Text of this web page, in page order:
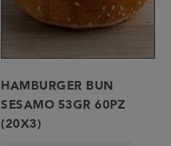
HAMBURGER BUN
SESAMO 53GR 60PZ
(20X3)